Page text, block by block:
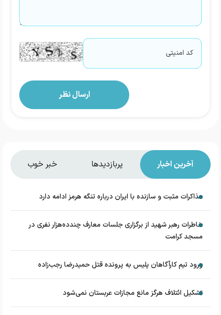
آخرین اخبار پربازدیدها خبر خوب
مذاکرات مثبت و سازنده با ایران درباره تنگه هرمز ادامه دارد
خاطرات رهبر شهید از برگزاری جلسات معارف چندده‌هزار نفری در
مسجد کرامت
ورود تیم کارآگاهان پلیس به پرونده قتل حمیدرضا رجب‌زاده
تشکیل ائتلاف هرگز مانع مجازات عربستان نمی‌شود